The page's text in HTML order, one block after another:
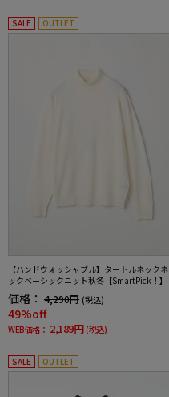
SALE OUTLET
【ハンドウォッシャブル】タートルネックネ
ックベーシックニット秋冬【SmartPick！】
価格： 4,290円 (税込)
49%off
WEB価格： 2,189円 (税込)
SALE OUTLET